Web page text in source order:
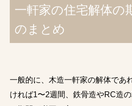
一軒家の住宅解体の
のまとめ
一般的に、木造一軒家の解体であ
ければ1〜2週間、鉄骨造やRC造